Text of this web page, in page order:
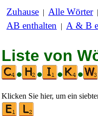
Zuhause | Alle Wörter|
AB enthalten | A & B
Liste von
•
• • •
Klicken Sie hier, um ein